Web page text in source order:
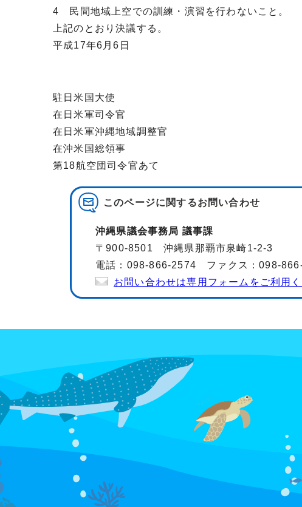
4 民間地域上空での訓練・演習を行わないこと。
上記のとおり決議する。
平成17年6月6日
駐日米国大使
在日米軍司令官
在日米軍沖縄地域調整官
在沖米国総領事
第18航空団司令官あて
このページに関するお問い合わせ
沖縄県議会事務局 議事課
〒900-8501 沖縄県那覇市泉崎1-2-3
電話：098-866-2574 ファクス：098-
お問い合わせは専用フォームをご利用く